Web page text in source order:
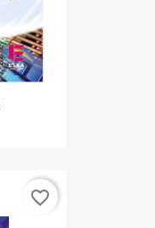
favorite_border